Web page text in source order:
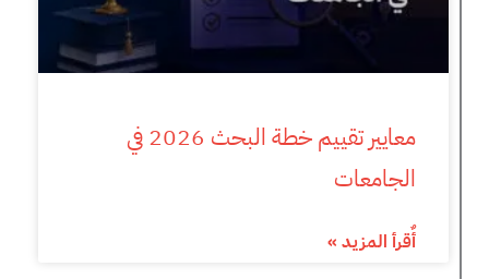
معايير تقييم خطة البحث 2026 في
الجامعات
أٌقرأ المزيد »